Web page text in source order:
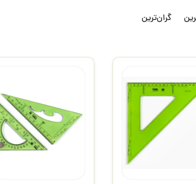
گران‌ترین